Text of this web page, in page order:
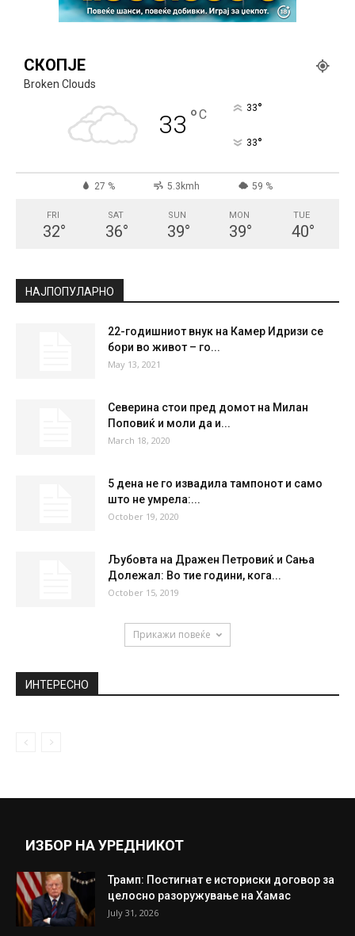
СКОПЈЕ
Broken Clouds
33 °C 33°
33°
27 % 5.3kmh 59 %
FRI
32°
SAT
36°
SUN
39°
MON
39°
TUE
40°
НАЈПОПУЛАРНО
22-годишниот внук на Камер Идризи се
бори во живот – го...
May 13, 2021
Северина стои пред домот на Милан
Поповиќ и моли да и...
March 18, 2020
5 дена не го извадила тампонот и само
што не умрела:...
October 19, 2020
Љубовта на Дражен Петровиќ и Сања
Долежал: Во тие години, кога...
October 15, 2019
Прикажи повеќе
ИНТЕРЕСНО
ИЗБОР НА УРЕДНИКОТ
Трамп: Постигнат е историски договор за
целосно разоружување на Хамас
July 31, 2026